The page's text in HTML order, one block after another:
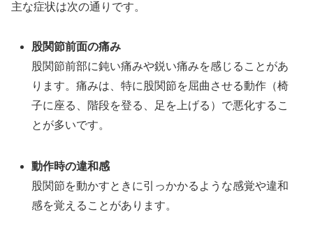
主な症状は次の通りです。
股関節前面の痛み
股関節前部に鈍い痛みや鋭い痛みを感じることがあ
ります。痛みは、特に股関節を屈曲させる動作（椅
子に座る、階段を登る、足を上げる）で悪化するこ
とが多いです。
動作時の違和感
股関節を動かすときに引っかかるような感覚や違和
感を覚えることがあります。